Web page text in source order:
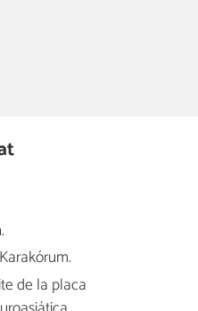
de la placa